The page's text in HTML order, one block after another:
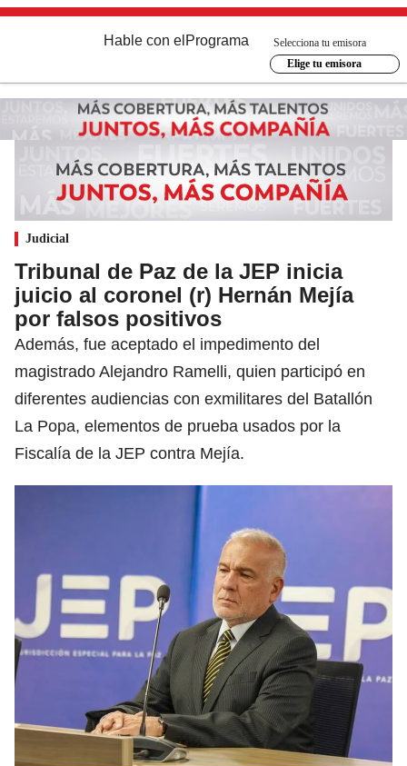
Hable con el Programa
Selecciona tu emisora
Elige tu emisora
Judicial
Tribunal de Paz de la JEP inicia
juicio al coronel (r) Hernán Mejía
por falsos positivos
Además, fue aceptado el impedimento del
magistrado Alejandro Ramelli, quien participó en
diferentes audiencias con exmilitares del Batallón
La Popa, elementos de prueba usados por la
Fiscalía de la JEP contra Mejía.